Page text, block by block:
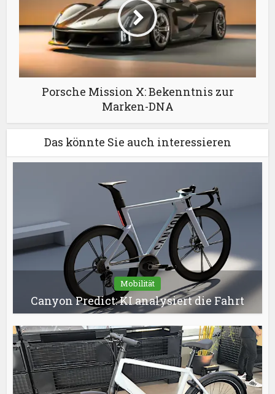
Porsche Mission X: Bekenntnis zur
Marken-DNA
Das könnte Sie auch interessieren
Mobilität
Canyon Predict: KI analysiert die Fahrt